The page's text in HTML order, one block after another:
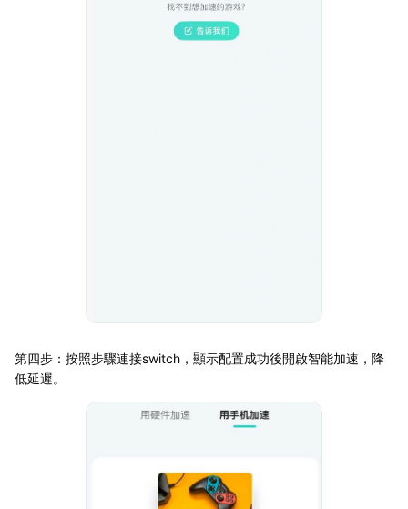
第四步：按照步驟連接switch，顯示配置成功後開啟智能加速，降
低延遲。